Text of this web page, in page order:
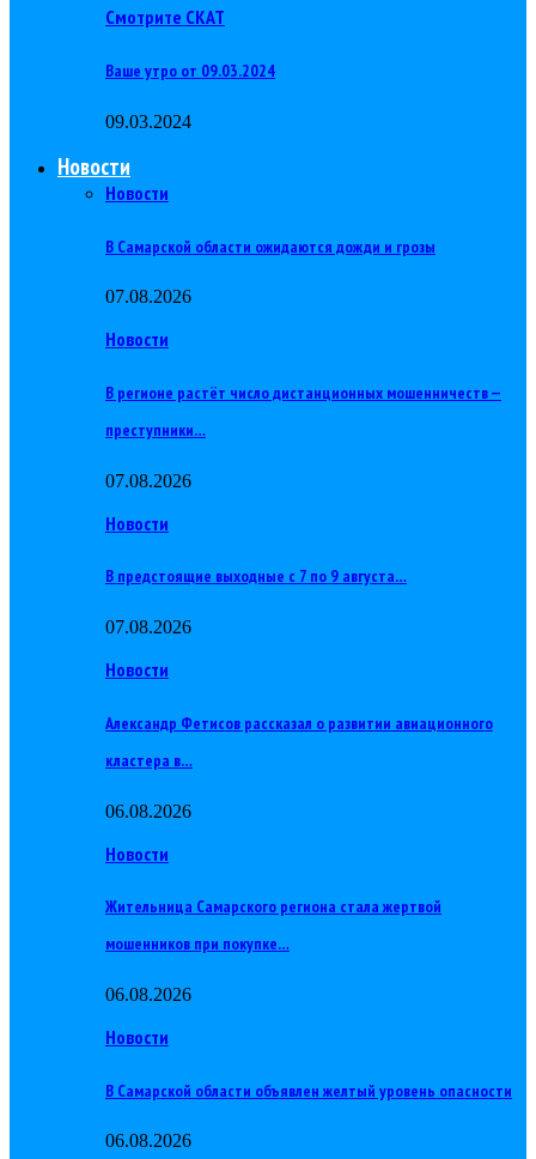
Смотрите СКАТ
Ваше утро от 09.03.2024
09.03.2024
Новости
Новости
В Самарской области ожидаются дожди и грозы
07.08.2026
Новости
В регионе растёт число дистанционных мошенничеств —
преступники…
07.08.2026
Новости
В предстоящие выходные с 7 по 9 августа…
07.08.2026
Новости
Александр Фетисов рассказал о развитии авиационного
кластера в…
06.08.2026
Новости
Жительница Самарского региона стала жертвой
мошенников при покупке…
06.08.2026
Новости
В Самарской области объявлен желтый уровень опасности
06.08.2026